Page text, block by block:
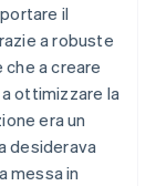
il
a robuste
a creare
ottimizzare la
era un
desiderava
messa in